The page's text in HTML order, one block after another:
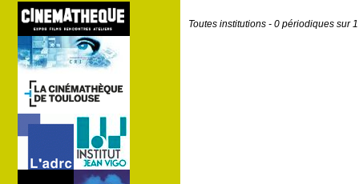
Toutes institutions - 0 périodiques sur